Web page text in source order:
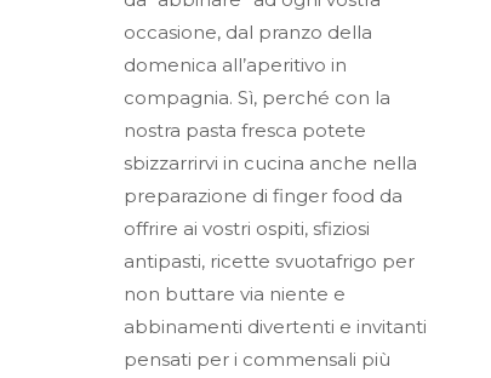
occasione, dal pranzo della
domenica all’aperitivo in
compagnia. Sì, perché con la
nostra pasta fresca potete
sbizzarrirvi in cucina anche nella
preparazione di finger food da
offrire ai vostri ospiti, sfiziosi
antipasti, ricette svuotafrigo per
non buttare via niente e
abbinamenti divertenti e invitanti
pensati per i commensali più